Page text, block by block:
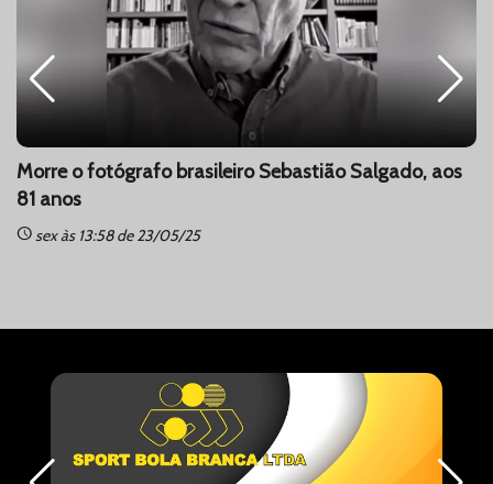
Morre o fotógrafo brasileiro Sebastião Salgado, aos
81 anos
schedulesex às 13:58 de 23/05/25